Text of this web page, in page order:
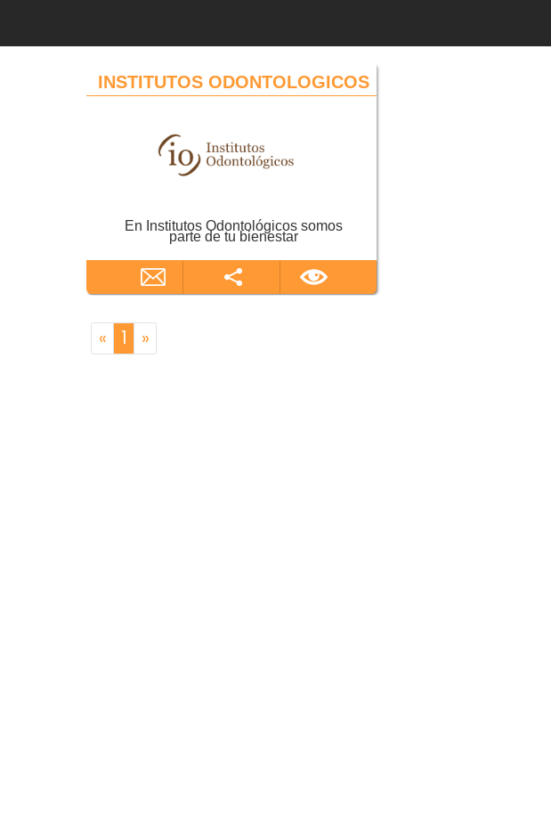
INSTITUTOS ODONTOLOGICOS
En Institutos Odontológicos somos
parte de tu bienestar
« 1 »